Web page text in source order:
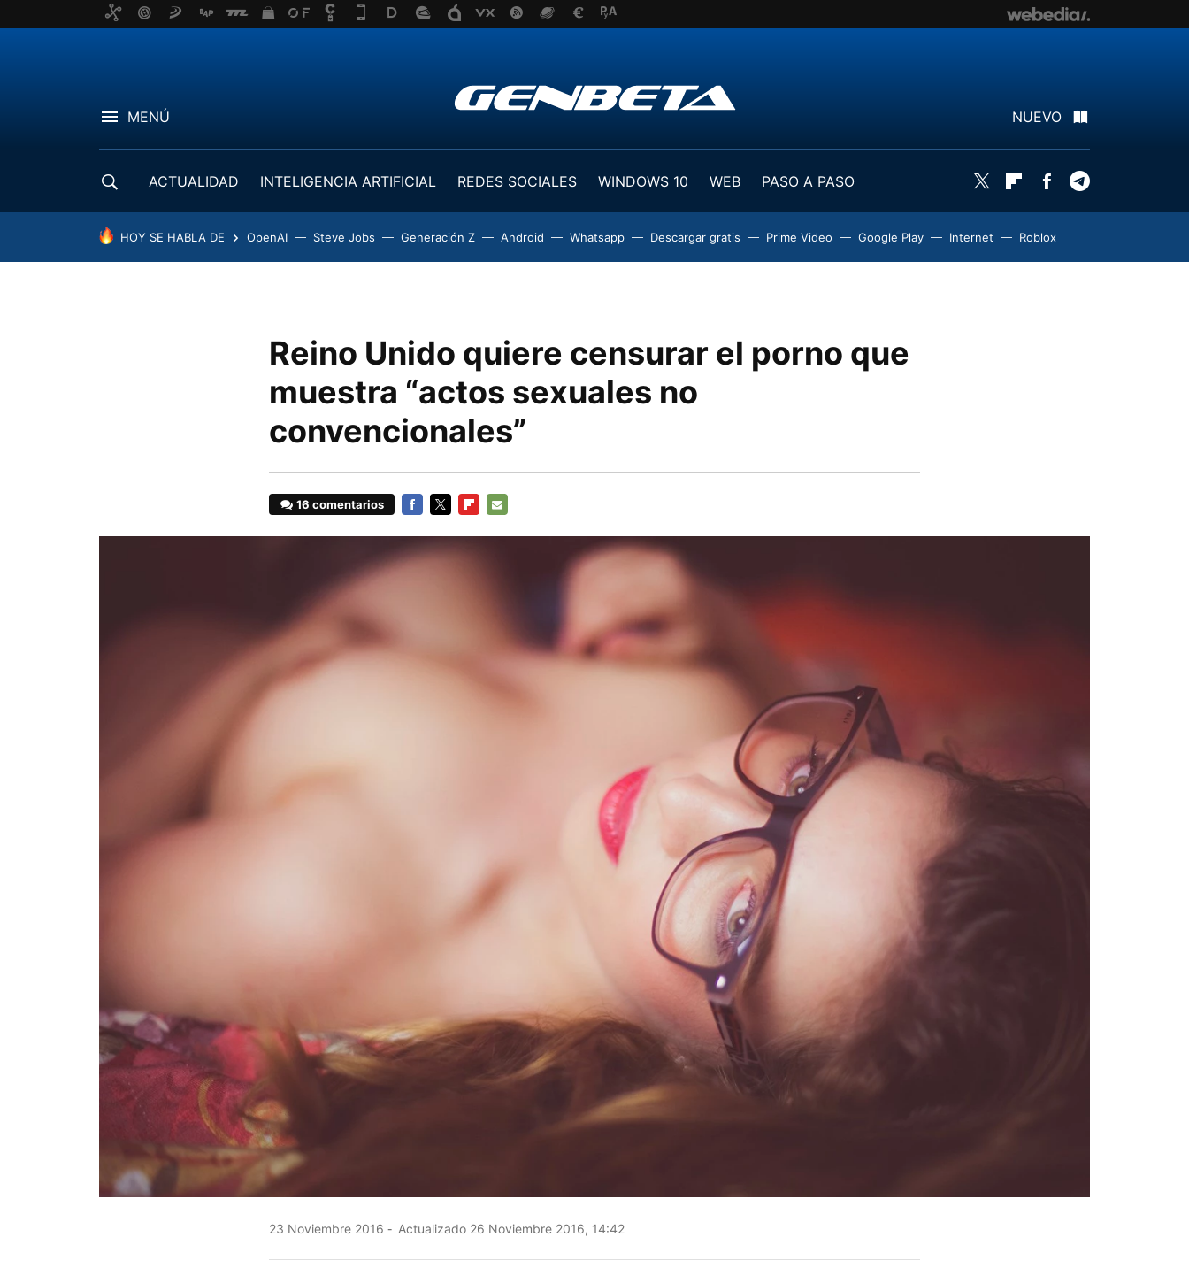
MENÚ NUEVO
ACTUALIDAD INTELIGENCIA ARTIFICIAL REDES SOCIALES WINDOWS 10 WEB
PASO A PASO
Twitter FlipboardFacebook
HOY SE HABLA DE OpenAI Steve Jobs Generación Z Android Whatsapp Descargar gratis Prime Video Google Play Internet Roblox
Reino Unido quiere censurar el porno que
muestra “actos sexuales no
convencionales”
16 comentarios
23 Noviembre 2016 Actualizado 26 Noviembre 2016, 14:42